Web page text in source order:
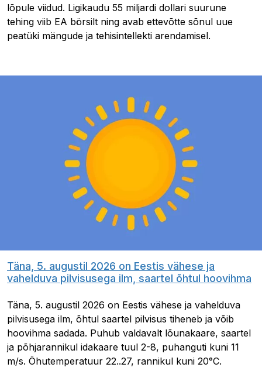
lõpule viidud. Ligikaudu 55 miljardi dollari suurune
tehing viib EA börsilt ning avab ettevõtte sõnul uue
peatüki mängude ja tehisintellekti arendamisel.
Täna, 5. augustil 2026 on Eestis vähese ja
vahelduva pilvisusega ilm, saartel õhtul hoovihma
Täna, 5. augustil 2026 on Eestis vähese ja vahelduva
pilvisusega ilm, õhtul saartel pilvisus tiheneb ja võib
hoovihma sadada. Puhub valdavalt lõunakaare, saartel
ja põhjarannikul idakaare tuul 2-8, puhanguti kuni 11
m/s. Õhutemperatuur 22..27, rannikul kuni 20°C.